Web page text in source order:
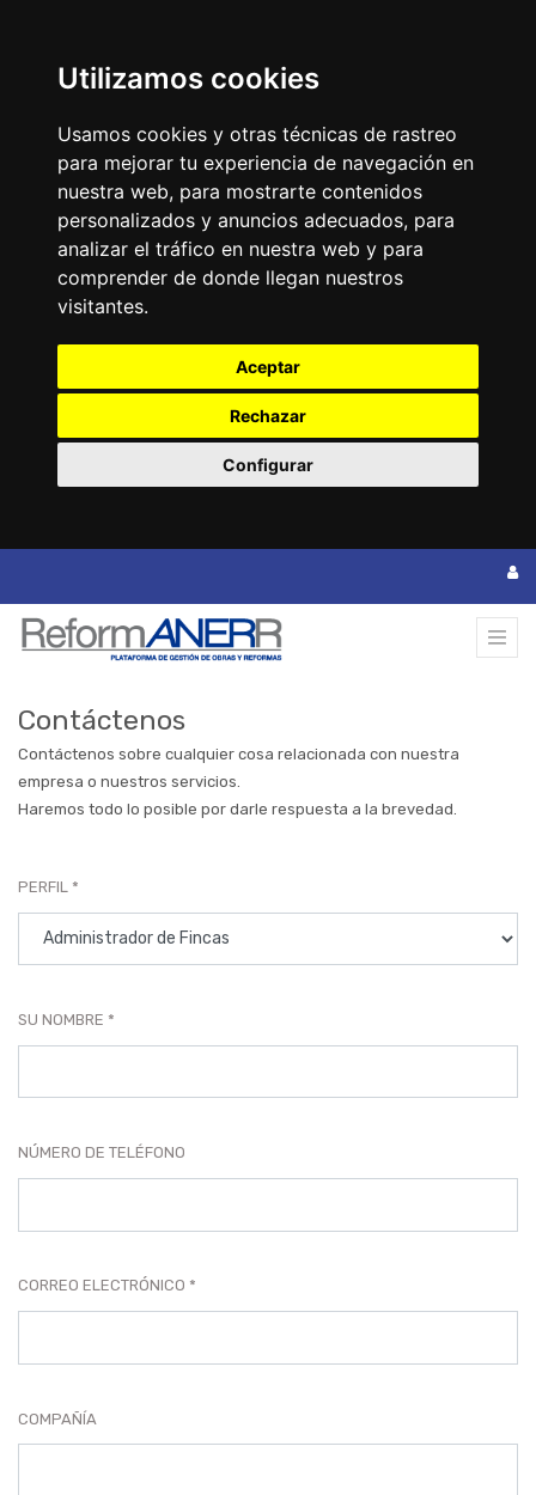
Utilizamos cookies
Usamos cookies y otras técnicas de rastreo
para mejorar tu experiencia de navegación en
nuestra web, para mostrarte contenidos
personalizados y anuncios adecuados, para
analizar el tráfico en nuestra web y para
comprender de donde llegan nuestros
visitantes.
Aceptar
Rechazar
Configurar
Contáctenos
Contáctenos sobre cualquier cosa relacionada con nuestra
empresa o nuestros servicios.
Haremos todo lo posible por darle respuesta a la brevedad.
PERFIL
SU NOMBRE
NÚMERO DE TELÉFONO
CORREO ELECTRÓNICO
COMPAÑÍA